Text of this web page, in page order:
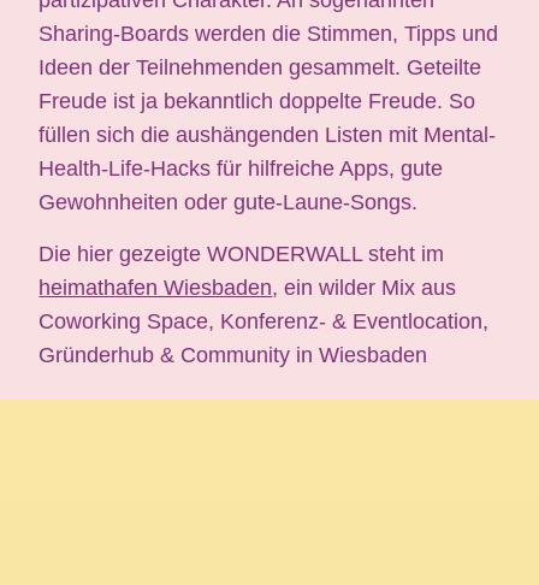
Sharing-Boards werden die Stimmen, Tipps und
Ideen der Teilnehmenden gesammelt. Geteilte
Freude ist ja bekanntlich doppelte Freude. So
füllen sich die aushängenden Listen mit Mental-
Health-Life-Hacks für hilfreiche Apps, gute
Gewohnheiten oder gute-Laune-Songs.
Die hier gezeigteWONDERWALLsteht im
heimathafen Wiesbaden, ein wilder Mix aus
Coworking Space, Konferenz- & Eventlocation,
Gründerhub & Community in Wiesbaden